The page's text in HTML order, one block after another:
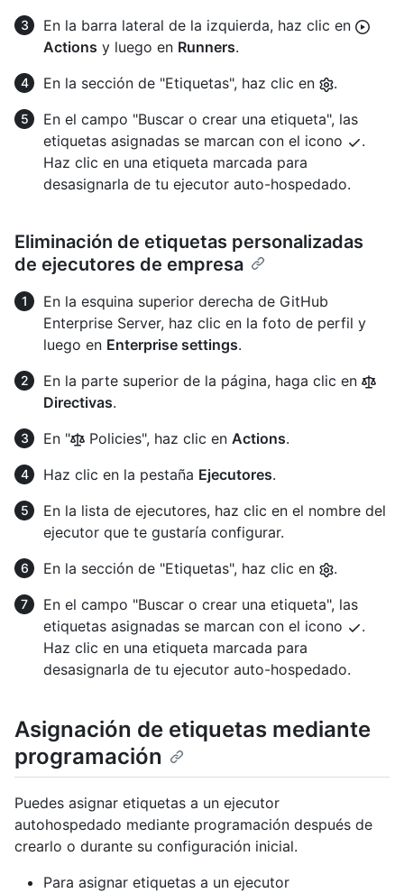
En la barra lateral de la izquierda, haz clic en
Actions y luego en Runners.
En la sección de "Etiquetas", haz clic en
.
En el campo "Buscar o crear una etiqueta", las
etiquetas asignadas se marcan con el icono
.
Haz clic en una etiqueta marcada para
desasignarla de tu ejecutor auto-hospedado.
Eliminación de etiquetas personalizadas
de ejecutores de empresa
En la esquina superior derecha de GitHub
Enterprise Server, haz clic en la foto de perfil y
luego en Enterprise settings.
En la parte superior de la página, haga clic en
Directivas.
En "
Policies", haz clic en Actions.
Haz clic en la pestaña Ejecutores.
En la lista de ejecutores, haz clic en el nombre del
ejecutor que te gustaría configurar.
En la sección de "Etiquetas", haz clic en
.
En el campo "Buscar o crear una etiqueta", las
etiquetas asignadas se marcan con el icono
.
Haz clic en una etiqueta marcada para
desasignarla de tu ejecutor auto-hospedado.
Asignación de etiquetas mediante
programación
Puedes asignar etiquetas a un ejecutor
autohospedado mediante programación después de
crearlo o durante su configuración inicial.
Para asignar etiquetas a un ejecutor